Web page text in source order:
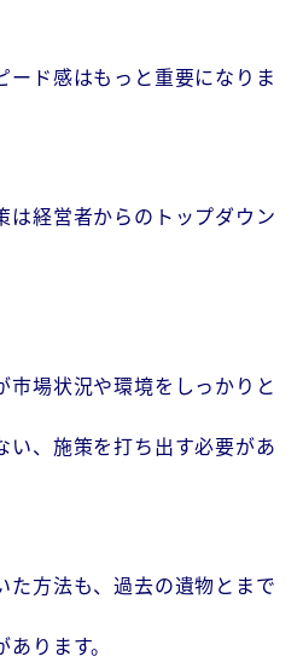
ード感はもっと重要になりま
は経営者からのトップダウン
市場状況や環境をしっかりと
い、施策を打ち出す必要があ
た方法も、過去の遺物とまで
ります。